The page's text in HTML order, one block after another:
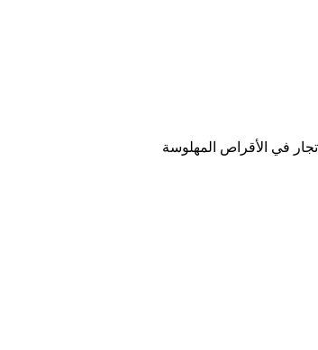
في الأقراص المهلوسة